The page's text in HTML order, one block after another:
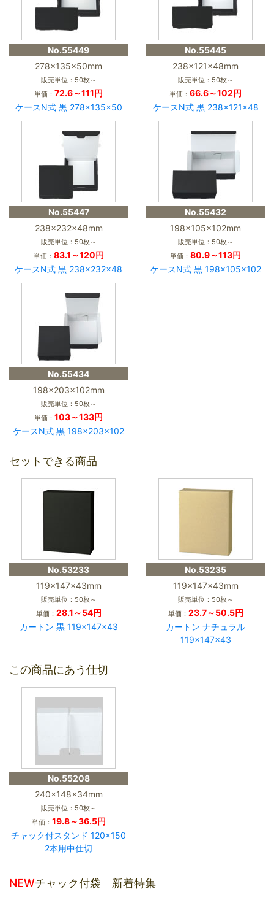
No.55449
278×135×50mm
販売単位：50枚～
単価： 72.6～111円
ケースN式 黒 278×135×50
No.55445
238×121×48mm
販売単位：50枚～
単価： 66.6～102円
ケースN式 黒 238×121×48
No.55447
238×232×48mm
販売単位：50枚～
単価： 83.1～120円
ケースN式 黒 238×232×48
No.55432
198×105×102mm
販売単位：50枚～
単価： 80.9～113円
ケースN式 黒 198×105×102
No.55434
198×203×102mm
販売単位：50枚～
単価： 103～133円
ケースN式 黒 198×203×102
セットできる商品
No.53233
119×147×43mm
販売単位：50枚～
単価： 28.1～54円
カートン 黒 119×147×43
No.53235
119×147×43mm
販売単位：50枚～
単価： 23.7～50.5円
カートン ナチュラル
119×147×43
この商品にあう仕切
No.55208
240×148×34mm
販売単位：50枚～
単価： 19.8～36.5円
チャック付スタンド 120×150
2本用中仕切
NEWチャック付袋 新着特集